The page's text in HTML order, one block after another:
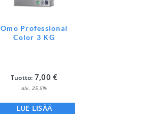
Omo Professional
Color 3 KG
Tuotto: 7,00 €
alv. 25,5%
LUE LISÄÄ